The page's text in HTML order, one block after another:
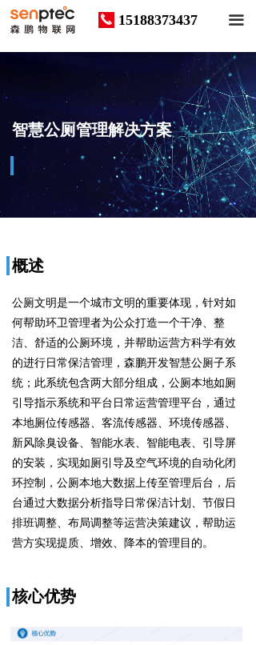
끀
끅 15188373437
智慧公厕管理解决方案
公厕文明是一个城市文明的重要体现，针对如
何帮助环卫管理者为公众打造一个干净、整
洁、舒适的公厕环境，并帮助运营方科学有效
的进行日常保洁管理，森鹏开发智慧公厕子系
统；此系统包含两大部分组成，公厕本地如厕
引导指示系统和平台日常运营管理平台，通过
本地厕位传感器、客流传感器、环境传感器、
新风除臭设备、智能水表、智能电表、引导屏
的安装，实现如厕引导及空气环境的自动化闭
环控制，公厕本地大数据上传至管理后台，后
台通过大数据分析指导日常保洁计划、节假日
排班调整、布局调整等运营决策建议，帮助运
营方实现提质、增效、降本的管理目的。
核心优势
概述